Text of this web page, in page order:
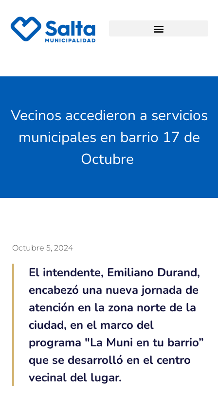
Vecinos accedieron a servicios
municipales en barrio 17 de
Octubre
Octubre 5, 2024
El intendente, Emiliano Durand,
encabezó una nueva jornada de
atención en la zona norte de la
ciudad, en el marco del
programa "La Muni en tu barrio”
que se desarrolló en el centro
vecinal del lugar.